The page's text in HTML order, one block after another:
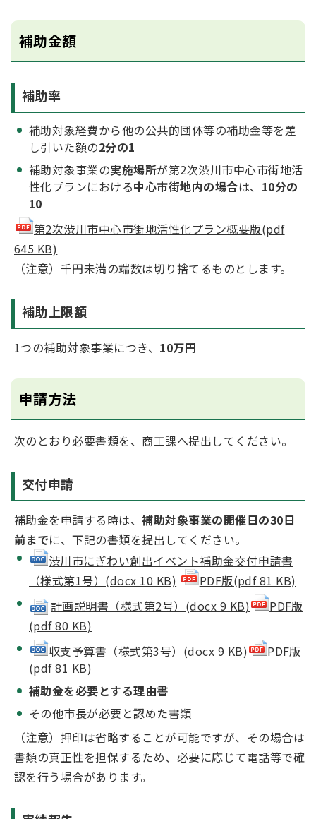
補助金額
補助率
補助対象経費から他の公共的団体等の補助金等を差
し引いた額の2分の1
補助対象事業の実施場所が第2次渋川市中心市街地活
性化プランにおける中心市街地内の場合は、 10分の
10
第2次渋川市中心市街地活性化プラン概要版(pdf
645 KB)
（注意）千円未満の端数は切り捨てるものとします。
補助上限額
1つの補助対象事業につき、 10万円
申請方法
次のとおり必要書類を、商工課へ提出してください。
交付申請
補助金を申請する時は、補助対象事業の開催日の30日
前までに、下記の書類を提出してください。
渋川市にぎわい創出イベント補助金交付申請書
（様式第1号）(docx 10 KB)
PDF版(pdf 81 KB)
計画説明書（様式第2号）(docx 9 KB)
PDF版
(pdf 80 KB)
収支予算書（様式第3号）(docx 9 KB)
PDF版
(pdf 81 KB)
補助金を必要とする理由書
その他市長が必要と認めた書類
（注意）押印は省略することが可能ですが、その場合は
書類の真正性を担保するため、必要に応じて電話等で確
認を行う場合があります。